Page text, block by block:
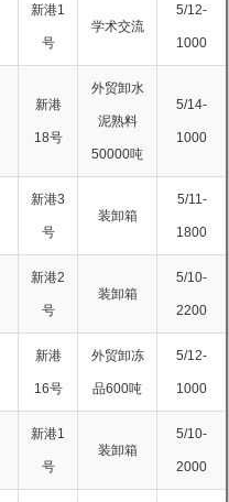
新港1
号
学术交流
5/12-
1000
新港
18号
外贸卸水
泥熟料
50000吨
5/14-
1000
新港3
号
装卸箱
5/11-
1800
新港2
号
装卸箱
5/10-
2200
新港
16号
外贸卸冻
品600吨
5/12-
1000
新港1
号
装卸箱
5/10-
2000